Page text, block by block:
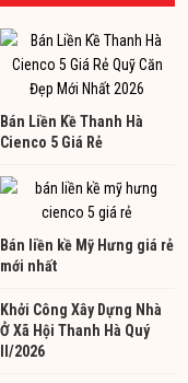
Bán Liền Kề Thanh Hà
Cienco 5 Giá Rẻ
Bán liền kề Mỹ Hưng giá rẻ
mới nhất
Khởi Công Xây Dựng Nhà
Ở Xã Hội Thanh Hà Quý
II/2026